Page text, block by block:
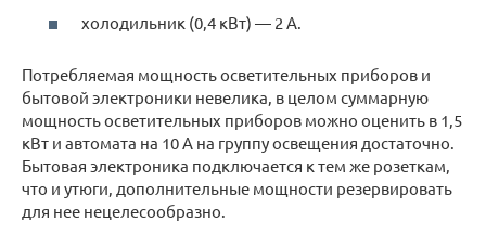
холодильник (0,4 кВт) — 2 А.
Потребляемая мощность осветительных приборов и
бытовой электроники невелика, в целом суммарную
мощность осветительных приборов можно оценить в 1,5
кВт и автомата на 10 А на группу освещения достаточно.
Бытовая электроника подключается к тем же розеткам,
что и утюги, дополнительные мощности резервировать
для нее нецелесообразно.